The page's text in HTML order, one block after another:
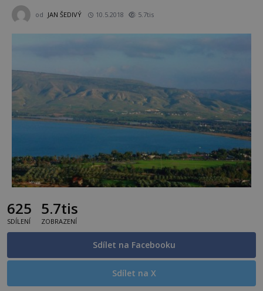
od JAN ŠEDIVÝ 10.5.2018 5.7tis
625
SDÍLENÍ
5.7tis
ZOBRAZENÍ
Sdílet na Facebooku
Sdílet na X